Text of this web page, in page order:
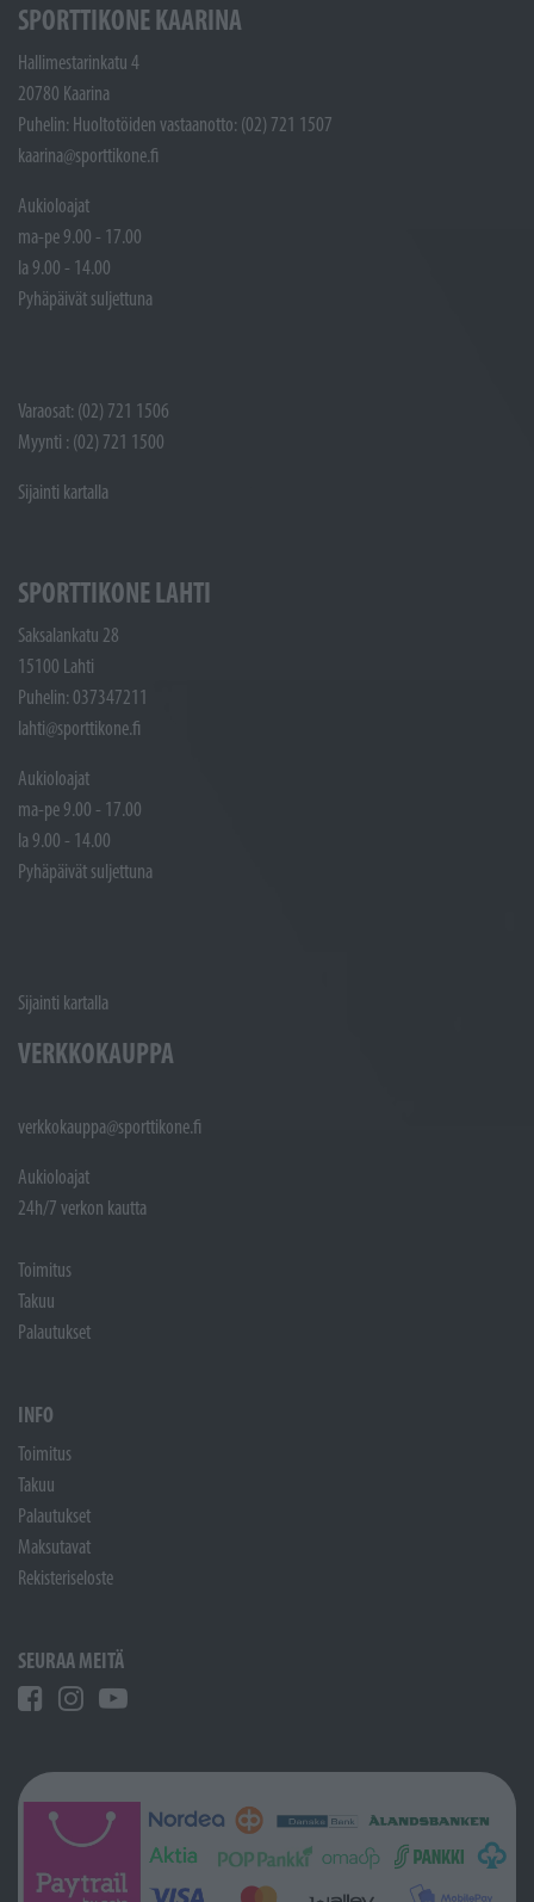
SPORTTIKONE KAARINA
Hallimestarinkatu 4
20780 Kaarina
Puhelin: Huoltotöiden vastaanotto: (02) 721 1507
kaarina@sporttikone.fi
Aukioloajat
ma-pe 9.00 - 17.00
la 9.00 - 14.00
Pyhäpäivät suljettuna
Varaosat: (02) 721 1506
Myynti : (02) 721 1500
Sijainti kartalla
SPORTTIKONE LAHTI
Saksalankatu 28
15100 Lahti
Puhelin: 037347211
lahti@sporttikone.fi
Aukioloajat
ma-pe 9.00 - 17.00
la 9.00 - 14.00
Pyhäpäivät suljettuna
Sijainti kartalla
VERKKOKAUPPA
verkkokauppa@sporttikone.fi
Aukioloajat
24h/7 verkon kautta
Toimitus
Takuu
Palautukset
INFO
Toimitus
Takuu
Palautukset
Maksutavat
Rekisteriseloste
SEURAA MEITÄ